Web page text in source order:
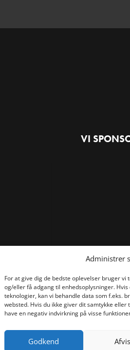
Administrer
For at give dig de bedste oplevelser bruger
og/eller få adgang til enhedsoplysninger.
teknologier, kan vi behandle data som f.eks.
websted. Hvis du ikke giver dit samtykke
have en negativ indvirkning på visse
Godkend Afvis
VI